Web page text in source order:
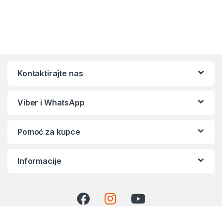
Kontaktirajte nas
Viber i WhatsApp
Pomoć za kupce
Informacije